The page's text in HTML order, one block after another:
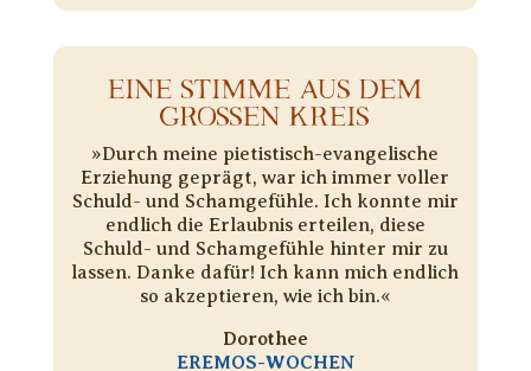
EINE STIMME AUS DEM
GROSSEN KREIS
»Durch meine pietistisch-evangelische
Erziehung geprägt, war ich immer voller
Schuld- und Schamgefühle. Ich konnte mir
endlich die Erlaubnis erteilen, diese
Schuld- und Schamgefühle hinter mir zu
lassen. Danke dafür! Ich kann mich endlich
so akzeptieren, wie ich bin.«
Dorothee
EREMOS-WOCHEN